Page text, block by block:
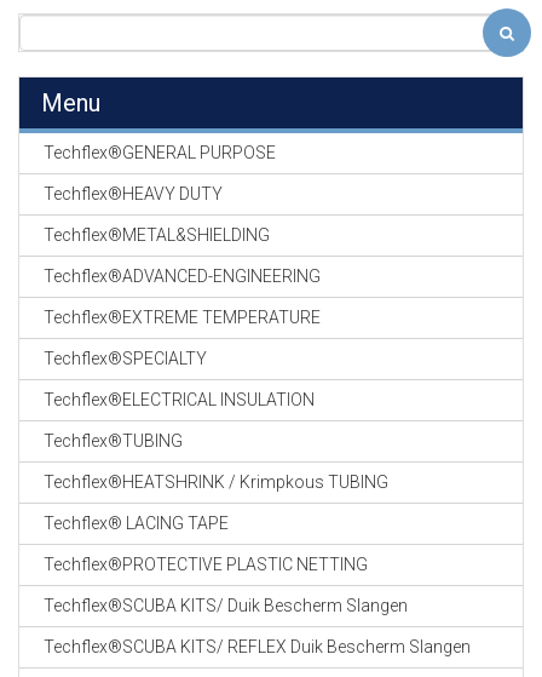
Menu
Techflex®GENERAL PURPOSE
Techflex®HEAVY DUTY
Techflex®METAL&SHIELDING
Techflex®ADVANCED-ENGINEERING
Techflex®EXTREME TEMPERATURE
Techflex®SPECIALTY
Techflex®ELECTRICAL INSULATION
Techflex®TUBING
Techflex®HEATSHRINK / Krimpkous TUBING
Techflex® LACING TAPE
Techflex®PROTECTIVE PLASTIC NETTING
Techflex®SCUBA KITS/ Duik Bescherm Slangen
Techflex®SCUBA KITS/ REFLEX Duik Bescherm Slangen